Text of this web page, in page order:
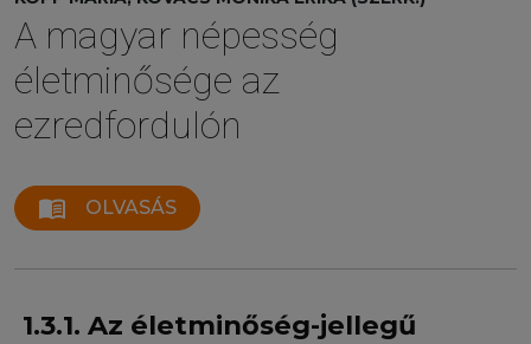
A magyar népesség
életminősége az
ezredfordulón
menu_book OLVASÁS
1.3.1. Az életminőség-jellegű